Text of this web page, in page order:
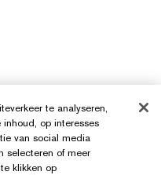
te analyseren,
op interesses
van social media
selecteren of meer
klikken op